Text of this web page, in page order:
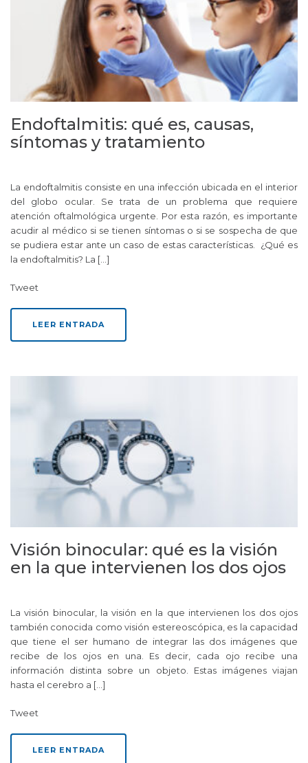
Endoftalmitis: qué es, causas,
síntomas y tratamiento
La endoftalmitis consiste en una infección ubicada en el interior
del globo ocular. Se trata de un problema que requiere
atención oftalmológica urgente. Por esta razón, es importante
acudir al médico si se tienen síntomas o si se sospecha de que
se pudiera estar ante un caso de estas características. ¿Qué es
la endoftalmitis? La […]
Tweet
LEER ENTRADA
Visión binocular: qué es la visión
en la que intervienen los dos ojos
La visión binocular, la visión en la que intervienen los dos ojos
también conocida como visión estereoscópica, es la capacidad
que tiene el ser humano de integrar las dos imágenes que
recibe de los ojos en una. Es decir, cada ojo recibe una
información distinta sobre un objeto. Estas imágenes viajan
hasta el cerebro a […]
Tweet
LEER ENTRADA